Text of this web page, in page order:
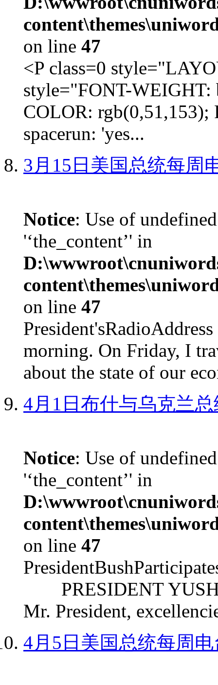
on line 47
<P class=0
style="FONT-
COLOR:
spacerun: 'yes...
3月15日美国总统每周
Notice: Use of
'‘the_content’' in
on line 47
morning. On Friday, I
about the state of our
4月1日布什与乌克兰
Notice: Use of
'‘the_content’' in
on line 47
PRESIDENT
Mr. President,
4月5日美国总统每周